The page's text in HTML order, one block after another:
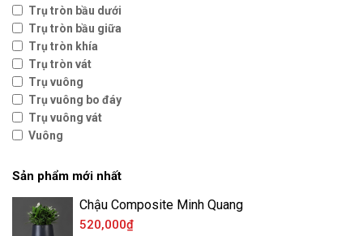
Trụ tròn bầu dưới
Trụ tròn bầu giữa
Trụ tròn khía
Trụ tròn vát
Trụ vuông
Trụ vuông bo đáy
Trụ vuông vát
Vuông
Sản phẩm mới nhất
Chậu Composite Minh Quang
520,000₫